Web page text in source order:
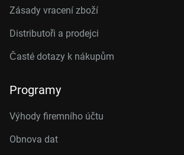
Zásady vracení zboží
Distributoři a prodejci
Časté dotazy k nákupům
Programy
Výhody firemního účtu
Obnova dat